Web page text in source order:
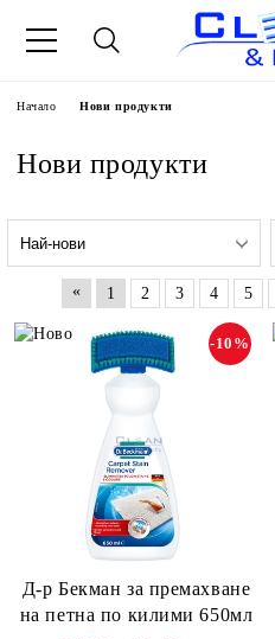
Начало Нови продукти
Нови продукти
« 1 2 3 4 5
Д-р Бекман за премахване
на петна по килими 650мл
-10%